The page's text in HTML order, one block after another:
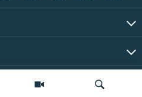
RL, Inc. | Все права защищены.